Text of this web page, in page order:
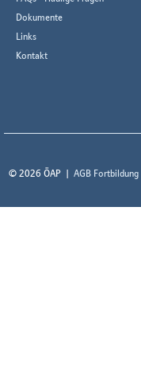
Dokumente
Links
Kontakt
© 2026 ÖAP AGB Fortbildung